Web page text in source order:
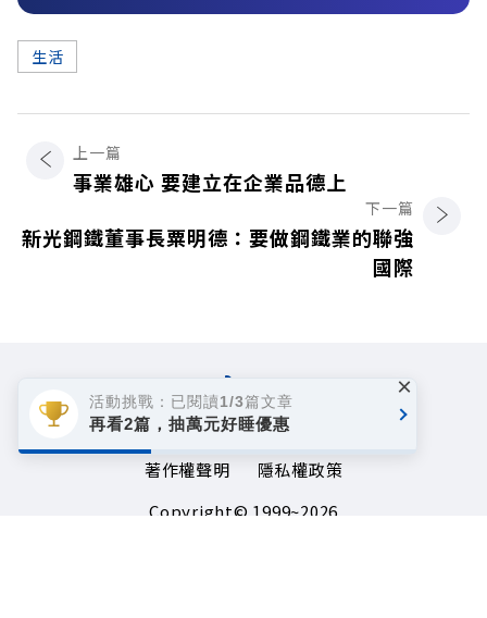
生活
上一篇
事業雄心 要建立在企業品德上
下一篇
新光鋼鐵董事長粟明德：要做鋼鐵業的聯強
國際
著作權聲明
隱私權政策
Copyright© 1999~2026
活動挑戰：已閱讀1/3篇文章
再看2篇，抽萬元好睡優惠
×